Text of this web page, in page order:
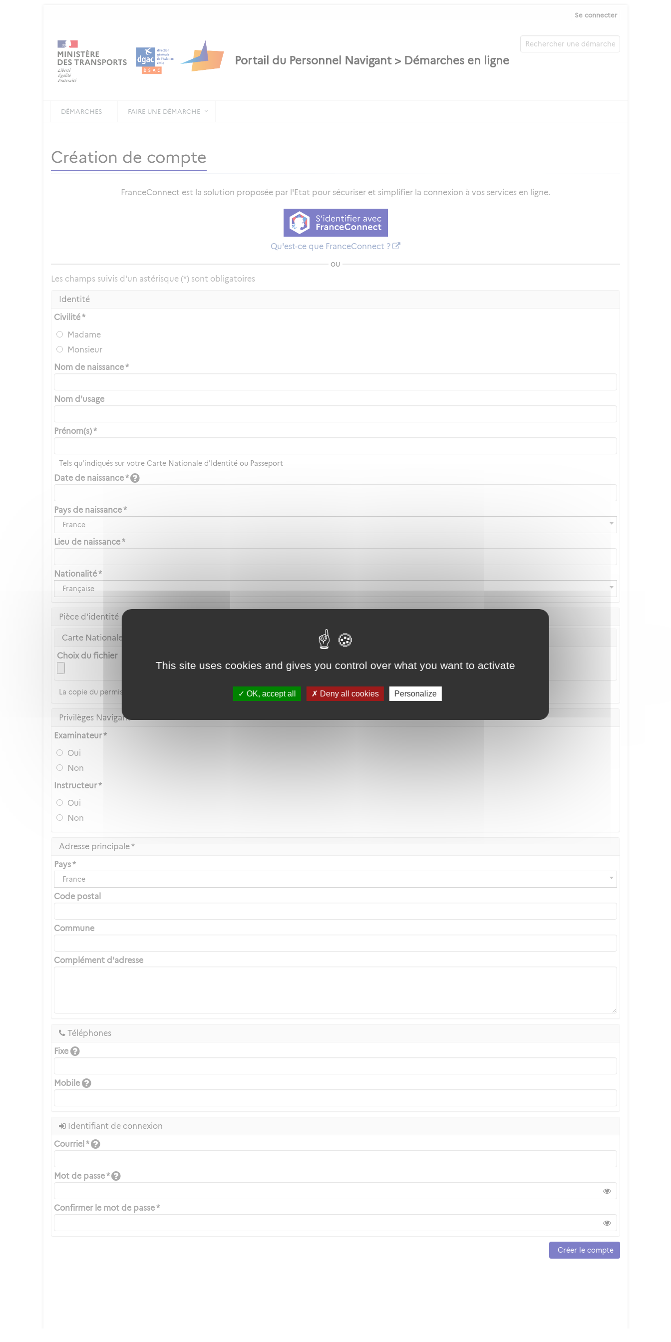
This site uses cookies and gives you control over what you want to activate
OK, accept all Deny all cookies Personalize
Se connecter
DÉMARCHES FAIRE UNE DÉMARCHE
Création de compte
FranceConnect est la solution proposée par l'Etat pour sécuriser et simplifier la connexion à vos services en ligne.
Qu'est-ce que FranceConnect ?
ou
Les champs suivis d'un astérisque (*) sont obligatoires
Identité
Civilité *
Madame
Monsieur
Nom de naissance *
Nom d'usage
Prénom(s) *
Tels qu'indiqués sur votre Carte Nationale d'Identité ou Passeport
Date de naissance *
Pays de naissance *
France
Lieu de naissance *
Nationalité *
Française
Pièce d'identité
Carte Nationale d'Identité ou Passeport *
Choix du fichier
La copie du permis de conduire n'est pas acceptée
Privilèges Navigant
Examinateur *
Oui
Non
Instructeur *
Oui
Non
Adresse principale *
Pays *
France
Code postal
Commune
Complément d'adresse
Téléphones
Fixe
Mobile
Identifiant de connexion
Courriel *
Mot de passe *
Confirmer le mot de passe *
Créer le compte